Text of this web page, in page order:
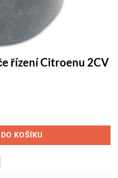
řízení Citroenu 2CV
2CV množství
KOŠÍKU